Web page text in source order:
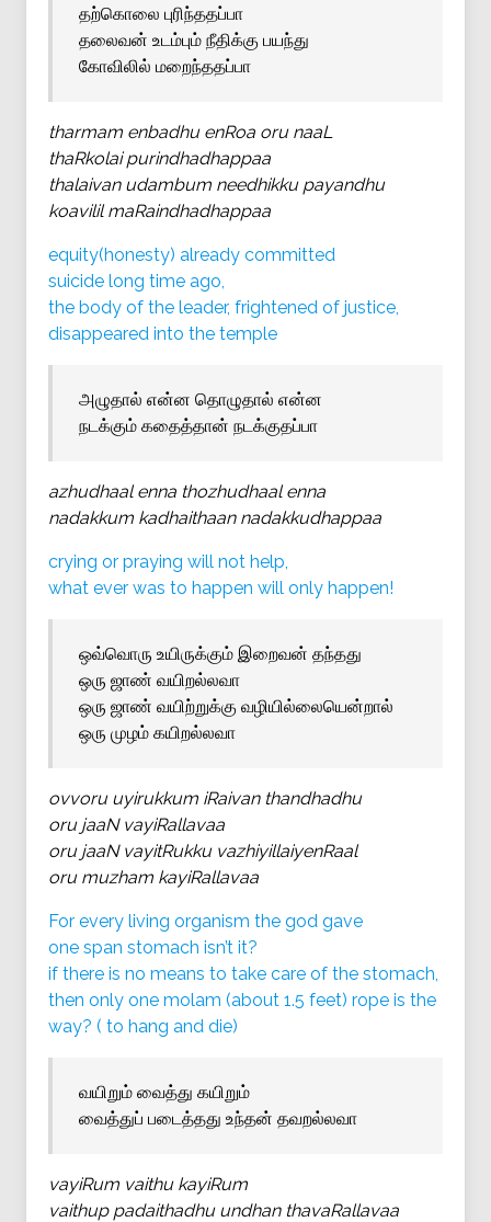
தற்கொலை புரிந்ததப்பா
தலைவன் உடம்பும் நீதிக்கு பயந்து
கோவிலில் மறைந்ததப்பா
tharmam enbadhu enRoa oru naaL
thaRkolai purindhadhappaa
thalaivan udambum needhikku payandhu
koavilil maRaindhadhappaa
equity(honesty) already committed
suicide long time ago,
the body of the leader, frightened of justice,
disappeared into the temple
அழுதால் என்ன தொழுதால் என்ன
நடக்கும் கதைத்தான் நடக்குதப்பா
azhudhaal enna thozhudhaal enna
nadakkum kadhaithaan nadakkudhappaa
crying or praying will not help,
what ever was to happen will only happen!
ஒவ்வொரு உயிருக்கும் இறைவன் தந்தது
ஒரு ஜாண் வயிறல்லவா
ஒரு ஜாண் வயிற்றுக்கு வழியில்லையென்றால்
ஒரு முழம் கயிறல்லவா
ovvoru uyirukkum iRaivan thandhadhu
oru jaaN vayiRallavaa
oru jaaN vayitRukku vazhiyillaiyenRaal
oru muzham kayiRallavaa
For every living organism the god gave
one span stomach isn’t it?
if there is no means to take care of the stomach,
then only one molam (about 1.5 feet) rope is the
way? ( to hang and die)
வயிறும் வைத்து கயிறும்
வைத்துப் படைத்தது உந்தன் தவறல்லவா
vayiRum vaithu kayiRum
vaithup padaithadhu undhan thavaRallavaa